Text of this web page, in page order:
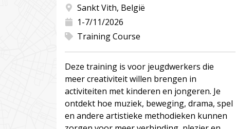
Sankt Vith, België
1-7/11/2026
Training Course
Deze training is voor jeugdwerkers die
meer creativiteit willen brengen in
activiteiten met kinderen en jongeren. Je
ontdekt hoe muziek, beweging, drama, spel
en andere artistieke methodieken kunnen